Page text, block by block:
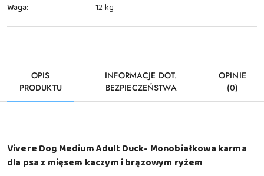
Waga: 12 kg
OPIS
PRODUKTU
INFORMACJE DOT.
BEZPIECZEŃSTWA
OPINIE
(0)
Vivere Dog Medium Adult Duck- Monobiałkowa karma
dla psa z mięsem kaczym i brązowym ryżem